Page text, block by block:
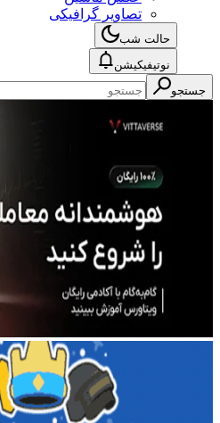
تصاویر گرافیکی
حالت شب
نوتیفیکیشن
جستجو